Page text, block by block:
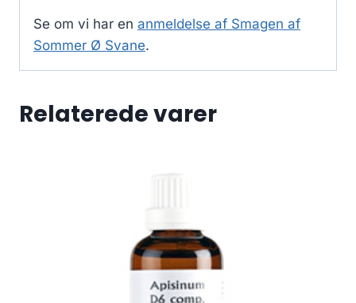
Se om vi har en anmeldelse af Smagen af
Sommer Ø Svane.
Relaterede varer